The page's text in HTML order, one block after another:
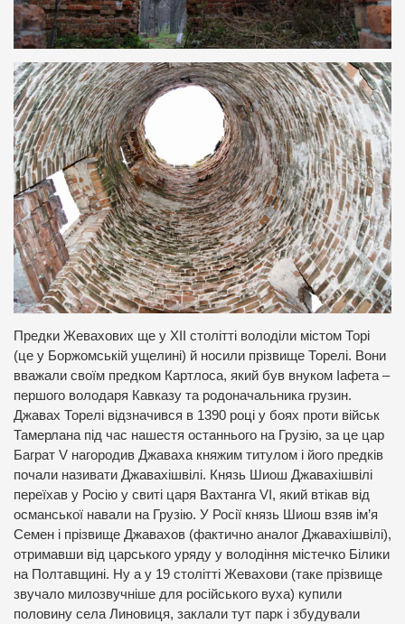
Предки Жевахових ще у ХІІ столітті володіли містом Торі
(це у Боржомській ущелині) й носили прізвище Торелі. Вони
вважали своїм предком Картлоса, який був внуком Іафета –
першого володаря Кавказу та родоначальника грузин.
Джавах Торелі відзначився в 1390 році у боях проти військ
Тамерлана під час нашестя останнього на Грузію, за це цар
Баграт V нагородив Джаваха княжим титулом і його предків
почали називати Джавахішвілі. Князь Шиош Джавахішвілі
переїхав у Росію у свиті царя Вахтанга VI, який втікав від
османської навали на Грузію. У Росії князь Шиош взяв ім’я
Семен і прізвище Джавахов (фактично аналог Джавахішвілі),
отримавши від царського уряду у володіння містечко Білики
на Полтавщині. Ну а у 19 столітті Жевахови (таке прізвище
звучало милозвучніше для російського вуха) купили
половину села Линовиця, заклали тут парк і збудували